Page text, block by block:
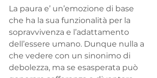
La paura e’ un’emozione di base
che ha la sua funzionalità per la
sopravvivenza e l’adattamento
dell’essere umano. Dunque nulla a
che vedere con un sinonimo di
debolezza, ma se esasperata può